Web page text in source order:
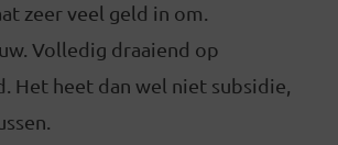
zeer veel geld in om.
Volledig draaiend op
Het heet dan wel niet subsidie,